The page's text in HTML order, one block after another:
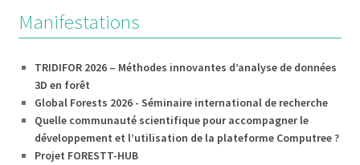
Manifestations
TRIDIFOR 2026 – Méthodes innovantes d’analyse de données
3D en forêt
Global Forests 2026 - Séminaire international de recherche
Quelle communauté scientifique pour accompagner le
développement et l’utilisation de la plateforme Computree ?
Projet FORESTT-HUB